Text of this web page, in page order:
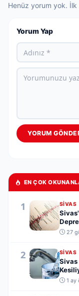
Henüz yorum yok.
Yorum Yap
YORUM
EN ÇOK
1 SIVAS
27
2 SIVAS
Sivas
1 ay